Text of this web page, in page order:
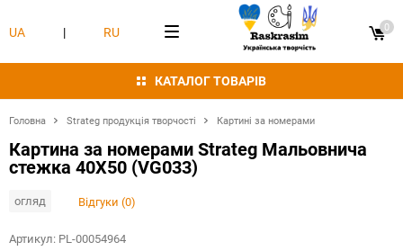
КАТАЛОГ ТОВАРІВ
UA | RU 0
Головна Strateg продукція творчості Картині за номерами
Картина за номерами Strateg Мальовнича
стежка 40Х50 (VG033)
огляд Відгуки (0)
Артикул: PL-00054964